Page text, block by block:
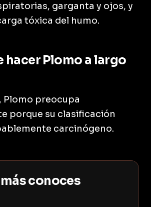
garganta y ojos, y
tóxica del humo.
hacer Plomo a largo
Plomo preocupa
porque su clasificación
carcinógeno.
conoces